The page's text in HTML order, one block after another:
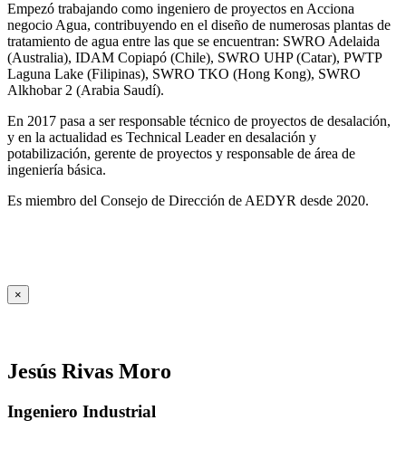
Empezó trabajando como ingeniero de proyectos en Acciona
negocio Agua, contribuyendo en el diseño de numerosas plantas de
tratamiento de agua entre las que se encuentran: SWRO Adelaida
(Australia), IDAM Copiapó (Chile), SWRO UHP (Catar), PWTP
Laguna Lake (Filipinas), SWRO TKO (Hong Kong), SWRO
Alkhobar 2 (Arabia Saudí).
En 2017 pasa a ser responsable técnico de proyectos de desalación,
y en la actualidad es Technical Leader en desalación y
potabilización, gerente de proyectos y responsable de área de
ingeniería básica.
Es miembro del Consejo de Dirección de AEDYR desde 2020.
×
Jesús Rivas Moro
Ingeniero Industrial